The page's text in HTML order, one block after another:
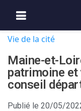
Vie de la cité
Maine-et-
patrimoine et
conseil
Publié le 20/05/